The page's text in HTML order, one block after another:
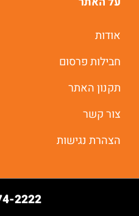
אודות
חבילות פרסום
תקנון האתר
צור קשר
הצהרת נגישות
2222